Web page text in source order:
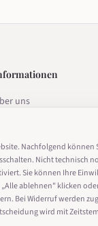
uns
Cookie-Einstellungen
Nachfolgend können
Nicht technisch
Sie können Ihre
ablehnen" klicken
Bei Widerruf werden
wird mit